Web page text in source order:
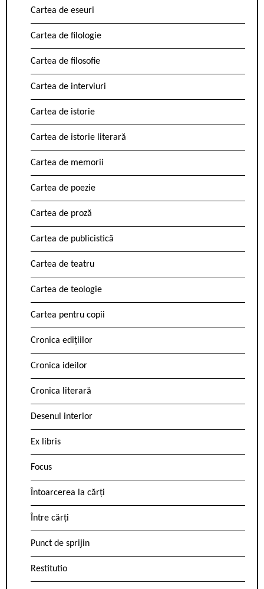
Cartea de eseuri
Cartea de filologie
Cartea de filosofie
Cartea de interviuri
Cartea de istorie
Cartea de istorie literară
Cartea de memorii
Cartea de poezie
Cartea de proză
Cartea de publicistică
Cartea de teatru
Cartea de teologie
Cartea pentru copii
Cronica edițiilor
Cronica ideilor
Cronica literară
Desenul interior
Ex libris
Focus
Întoarcerea la cărți
Între cărți
Punct de sprijin
Restitutio